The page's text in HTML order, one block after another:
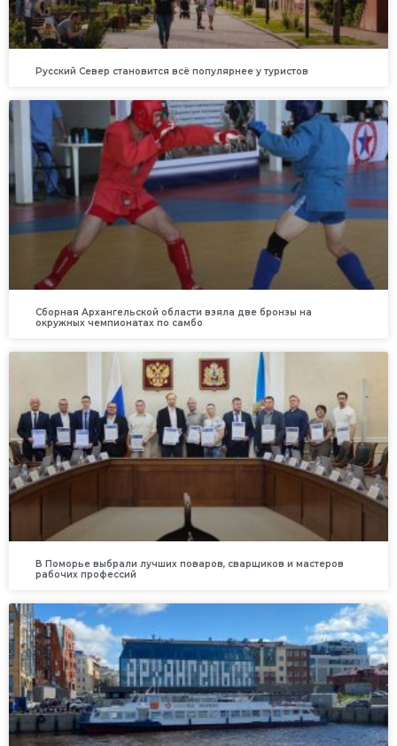
Русский Север становится всё популярнее у туристов
Сборная Архангельской области взяла две бронзы на
окружных чемпионатах по самбо
В Поморье выбрали лучших поваров, сварщиков и мастеров
рабочих профессий